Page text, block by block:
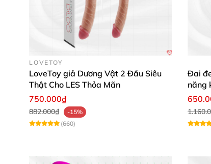
đều rất thích!”
Trần Minh Anh: “Mình ấn tượng với
Phạm Thu Hà: “Chất liệu silicon
Hãy chọn ngay Dương vật giả 2 đầu
LOVETOY
LoveToy giả Dương Vật 2 Đầu Siêu
Thật Cho LES Thỏa Mãn
750.000₫
882.000₫
-15%
(660)
Đai
năng